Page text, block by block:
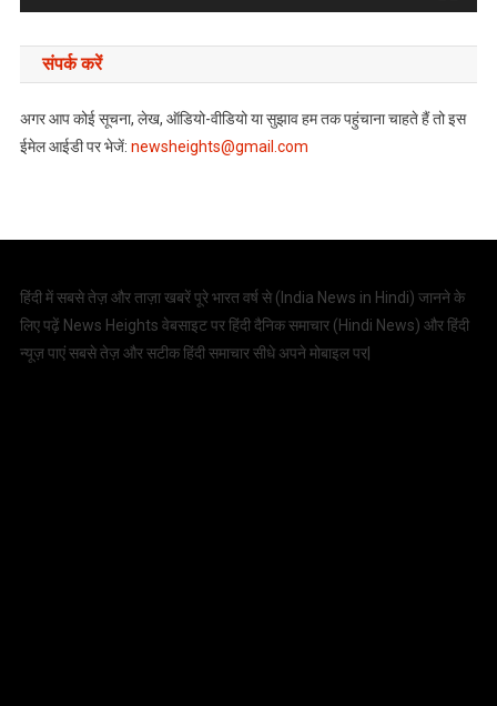
संपर्क करें
अगर आप कोई सूचना, लेख, ऑडियो-वीडियो या सुझाव हम तक पहुंचाना चाहते हैं तो इस
ईमेल आईडी पर भेजें: newsheights@gmail.com
हिंदी में सबसे तेज़ और ताज़ा खबरें पूरे भारत वर्ष से ( India News in Hindi) जानने के
लिए पढ़ें News Heights वेबसाइट पर हिंदी दैनिक समाचार (Hindi News) और हिंदी
न्यूज़ पाएं सबसे तेज़ और सटीक हिंदी समाचार सीधे अपने मोबाइल पर|